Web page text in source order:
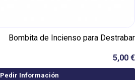
Bombita de Incienso para Destrabar
5,00 €
Pedir Información